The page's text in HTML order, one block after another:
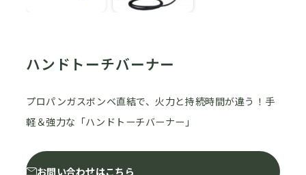
ハンドトーチバーナー
プロパンガスボンベ直結で、火力と持続時間が違う！手
軽＆強力な「ハンドトーチバーナー」
お問い合わせはこちら